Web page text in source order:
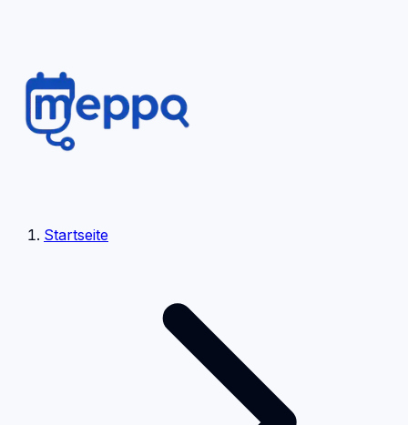
Startseite